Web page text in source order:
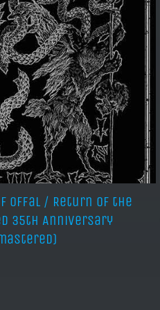
of Offal / Return of the
35th Anniversary